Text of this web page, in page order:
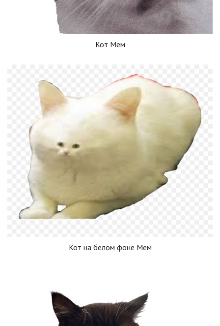
Кот Мем
Кот на белом фоне Мем